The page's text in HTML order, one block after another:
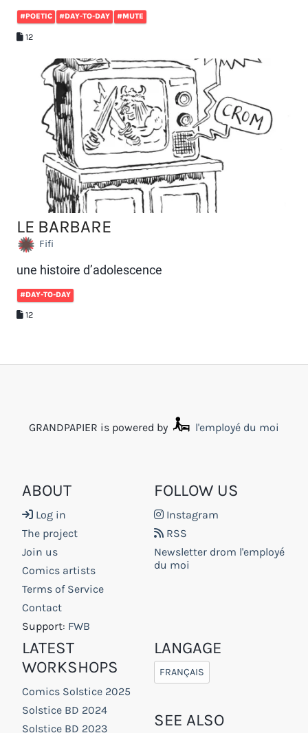
#POETIC #DAY-TO-DAY #MUTE
12
LE BARBARE
Fifi
une histoire d’adolescence
#DAY-TO-DAY
12
GRANDPAPIER is powered by l'employé du moi
ABOUT
Log in
The project
Join us
Comics artists
Terms of Service
Contact
Support: FWB
FOLLOW US
Instagram
RSS
Newsletter drom l'employé
du moi
LATEST
WORKSHOPS
Comics Solstice 2025
Solstice BD 2024
Solstice BD 2023
LANGAGE
FRANÇAIS
SEE ALSO